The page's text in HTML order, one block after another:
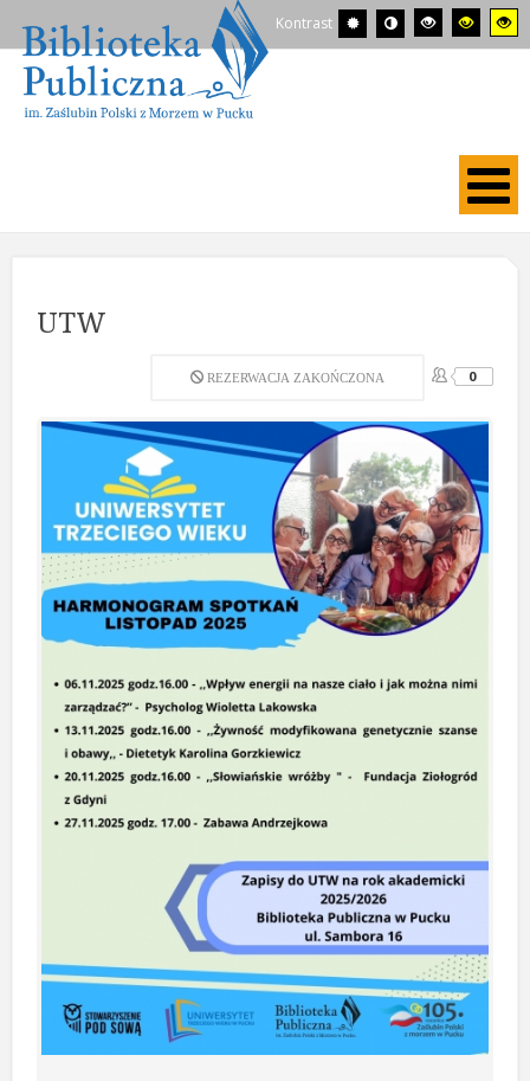
Kontrast
UTW
REZERWACJA ZAKOŃCZONA 0